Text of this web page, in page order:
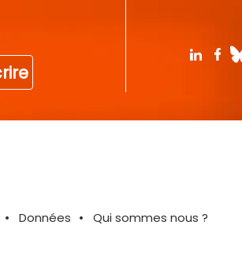
Données Qui sommes nous ?